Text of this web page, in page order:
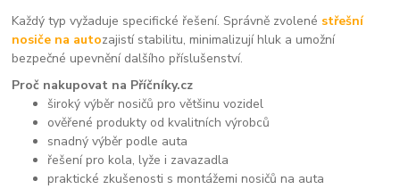
Každý typ vyžaduje specifické řešení. Správně zvolené střešní
nosiče na autozajistí stabilitu, minimalizují hluk a umožní
bezpečné upevnění dalšího příslušenství.
Proč nakupovat na Příčníky.cz
široký výběr nosičů pro většinu vozidel
ověřené produkty od kvalitních výrobců
snadný výběr podle auta
řešení pro kola, lyže i zavazadla
praktické zkušenosti s montážemi nosičů na auta